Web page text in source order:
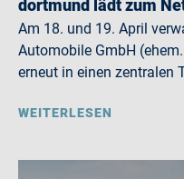
dortmund lädt zum
Am 18. und 19. April
Automobile GmbH
erneut in einen zentralen
WEITERLESEN